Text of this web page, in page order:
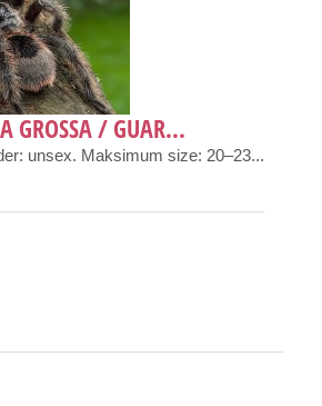
GROSSA / GUAR...
unsex. Maksimum size: 20–23...